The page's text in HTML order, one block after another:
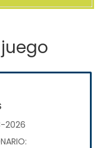
2026